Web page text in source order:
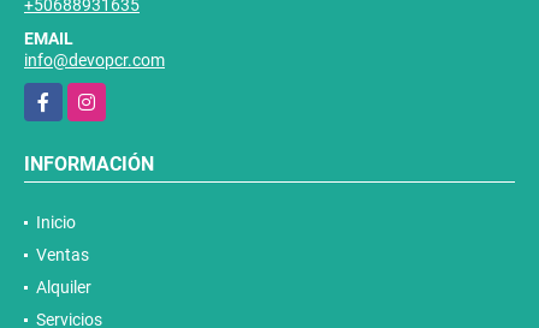
TELÉFONO
+50688931635
EMAIL
info@devopcr.com
FacebookInstagram
Inicio
Ventas
Alquiler